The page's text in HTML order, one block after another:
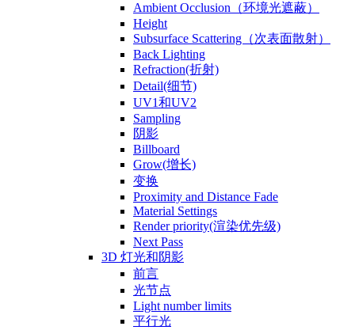
Ambient Occlusion（环境光遮蔽）
Height
Subsurface Scattering（次表面散射）
Back Lighting
Refraction(折射)
Detail(细节)
UV1和UV2
Sampling
阴影
Billboard
Grow(增长)
变换
Proximity and Distance Fade
Material Settings
Render priority(渲染优先级)
Next Pass
3D 灯光和阴影
前言
光节点
Light number limits
平行光